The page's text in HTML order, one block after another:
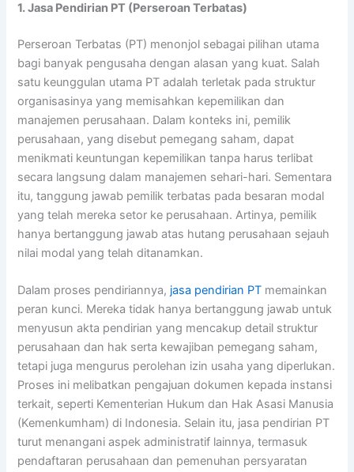
1. Jasa Pendirian PT (Perseroan Terbatas)
Perseroan Terbatas (PT) menonjol sebagai pilihan utama
bagi banyak pengusaha dengan alasan yang kuat. Salah
satu keunggulan utama PT adalah terletak pada struktur
organisasinya yang memisahkan kepemilikan dan
manajemen perusahaan. Dalam konteks ini, pemilik
perusahaan, yang disebut pemegang saham, dapat
menikmati keuntungan kepemilikan tanpa harus terlibat
secara langsung dalam manajemen sehari-hari. Sementara
itu, tanggung jawab pemilik terbatas pada besaran modal
yang telah mereka setor ke perusahaan. Artinya, pemilik
hanya bertanggung jawab atas hutang perusahaan sejauh
nilai modal yang telah ditanamkan.
Dalam proses pendiriannya, jasa pendirian PT memainkan
peran kunci. Mereka tidak hanya bertanggung jawab untuk
menyusun akta pendirian yang mencakup detail struktur
perusahaan dan hak serta kewajiban pemegang saham,
tetapi juga mengurus perolehan izin usaha yang diperlukan.
Proses ini melibatkan pengajuan dokumen kepada instansi
terkait, seperti Kementerian Hukum dan Hak Asasi Manusia
(Kemenkumham) di Indonesia. Selain itu, jasa pendirian PT
turut menangani aspek administratif lainnya, termasuk
pendaftaran perusahaan dan pemenuhan persyaratan